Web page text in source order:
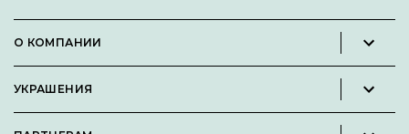
О КОМПАНИИ
Вакансии
УКРАШЕНИЯ